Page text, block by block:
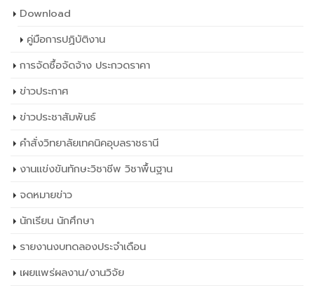
Download
คู่มือการปฏิบัติงาน
การจัดซื้อจัดจ้าง ประกวดราคา
ข่าวประกาศ
ข่าวประชาสัมพันธ์
คำสั่งวิทยาลัยเทคนิคอุบลราชธานี
งานแข่งขันทักษะวิชาชีพ วิชาพื้นฐาน
จดหมายข่าว
นักเรียน นักศึกษา
รายงานงบทดลองประจำเดือน
เผยเเพร่ผลงาน/งานวิจัย